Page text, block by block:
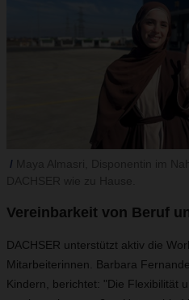
Vereinbarkeit von Beruf
DACHSER unterstützt aktiv die
Mitarbeiterinnen. Barbara
Kindern, berichtet: "Die Flexibilität